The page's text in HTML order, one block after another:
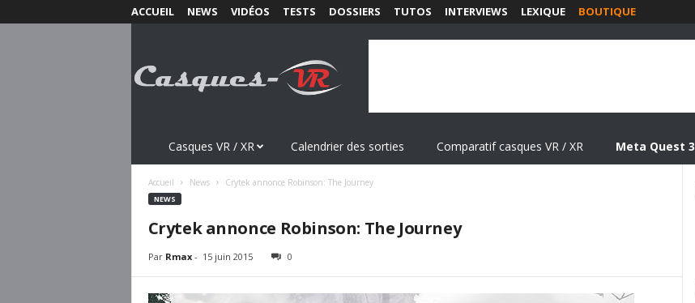
ACCUEIL NEWS VIDÉOS TESTS DOSSIERS TUTOS INTERVIEWS LEXIQUE BOUTIQUE
s
Casques VR / XR Calendrier des sorties Comparatif casques VR / XR Meta Quest 3
Accueil News Crytek annonce Robinson: The Journey
NEWS
Crytek annonce Robinson: The Journey
Par Rmax- 15 juin 2015 0